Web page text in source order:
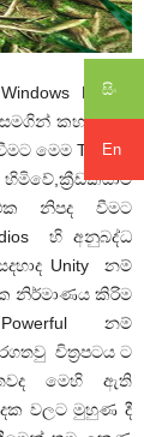
සිං
En
Mobile
කහ පාටට
මෙම Temple
නිපද වීමට
හි අනුබද්ධ
Unity නම්
නිර්මාණය කිරිම
නම්
චිත්‍රපටය ට
මෙහි ඇති
වලට මුහුණ දී